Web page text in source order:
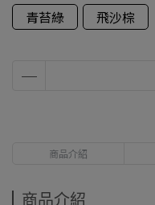
青苔綠
飛沙棕
商品介紹
商品介紹